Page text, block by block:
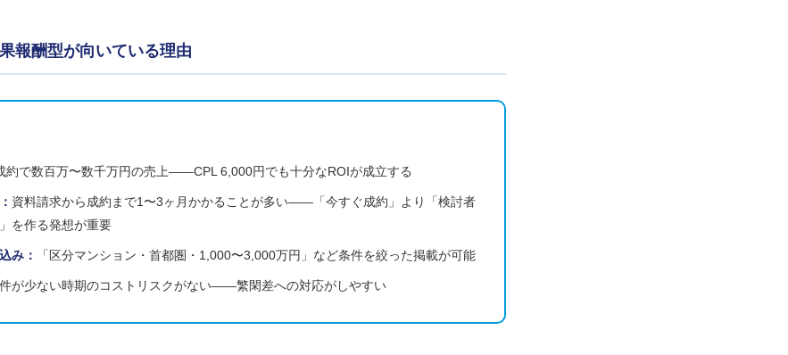
報酬型が向いている理由
約で数百万〜数千万円の売上——CPL 6,000円でも十分なROIが成立する
資料請求から成約まで1〜3ヶ月かかることが多い——「今すぐ成約」より「検討者
を作る発想が重要
み： 「区分マンション・首都圏・1,000〜3,000万円」など条件を絞った掲載が可能
が少ない時期のコストリスクがない——繁閑差への対応がしやすい